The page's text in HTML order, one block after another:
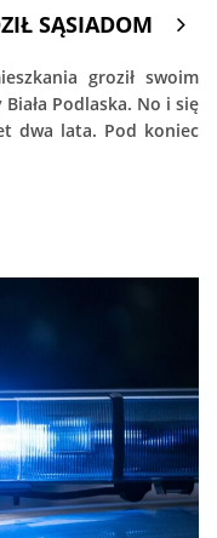
SĄSIADOM
groził swoim
Podlaska. No i się
dwa lata. Pod koniec